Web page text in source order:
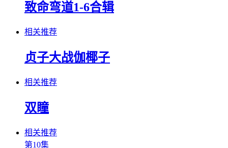
致命弯道1-6合辑
相关推荐
贞子大战伽椰子
相关推荐
双瞳
相关推荐
第10集